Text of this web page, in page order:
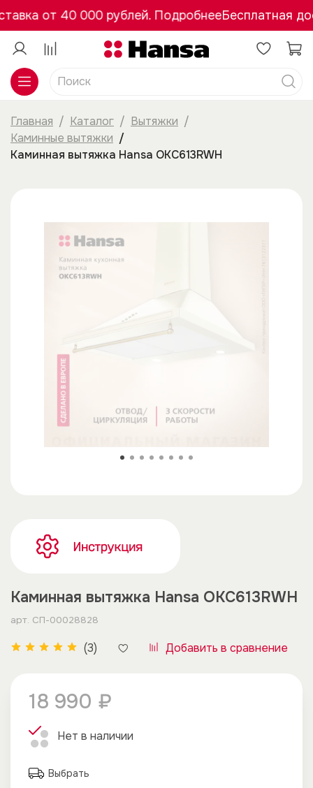
от 40 000 рублей. ПодробнееБесплатная
Главная Каталог
Вытяжки
Каминные вытяжки
Каминная вытяжка Hansa OKC613RWH
Каминная вытяжка Hansa OKC613RWH
арт. СП-00028828
(3) Добавить в сравнение
18 990 ₽
Нет в наличии
Выбрать